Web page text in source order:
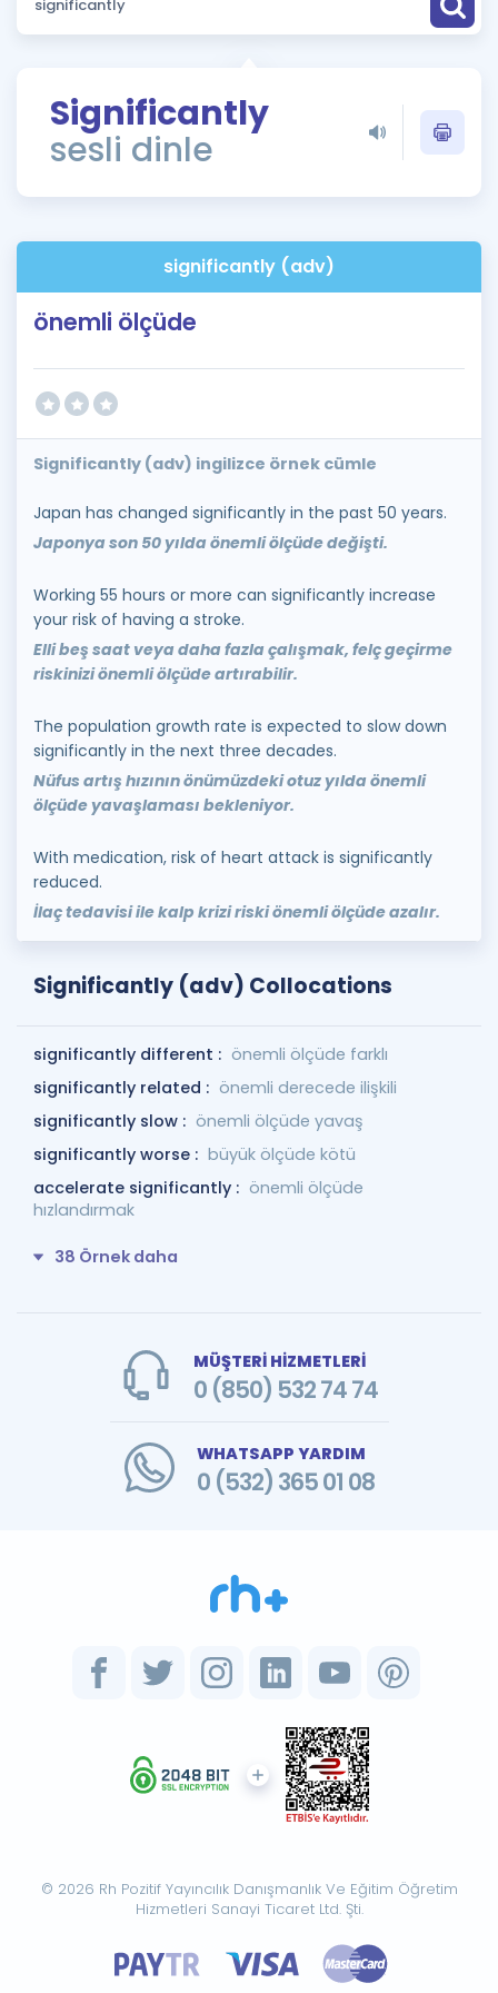
Puan Hesaplama
ÖSYM Sınav Takvimi
Kampanyalar
İngilizce Gramer
Significantly
sesli dinle
significantly (adv)
önemli ölçüde
Significantly (adv) ingilizce örnek cümle
Japan has changed significantly in the past 50 years.
Japonya son 50 yılda önemli ölçüde değişti.
Working 55 hours or more can significantly increase
your risk of having a stroke.
Elli beş saat veya daha fazla çalışmak, felç geçirme
riskinizi önemli ölçüde artırabilir.
The population growth rate is expected to slow down
significantly in the next three decades.
Nüfus artış hızının önümüzdeki otuz yılda önemli
ölçüde yavaşlaması bekleniyor.
With medication, risk of heart attack is significantly
reduced.
İlaç tedavisi ile kalp krizi riski önemli ölçüde azalır.
Significantly (adv) Collocations
significantly different : önemli ölçüde farklı
significantly related : önemli derecede ilişkili
significantly slow : önemli ölçüde yavaş
significantly worse : büyük ölçüde kötü
accelerate significantly : önemli ölçüde
hızlandırmak
38 Örnek daha
MÜŞTERİ HİZMETLERİ
0 (850) 532 74 74
WHATSAPP YARDIM
0 (532) 365 01 08
© 2026 Rh Pozitif Yayıncılık Danışmanlık Ve Eğitim Öğretim
Hizmetleri Sanayi Ticaret Ltd. Şti.